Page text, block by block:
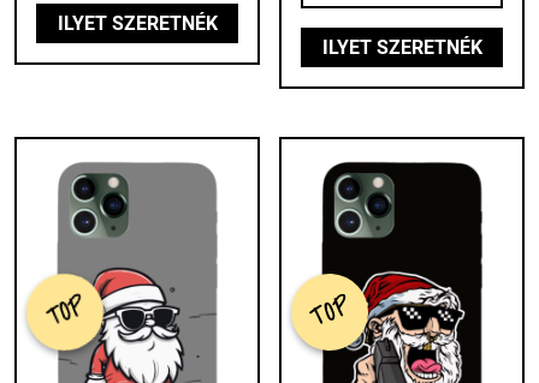
ILYET SZERETNÉK
ILYET SZERETNÉK
TOP TOP